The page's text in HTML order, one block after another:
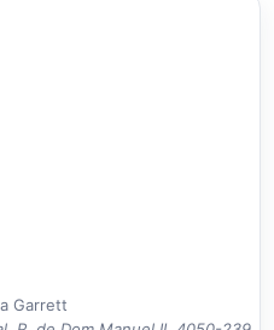
Garrett